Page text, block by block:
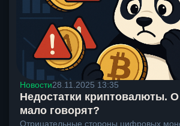
Новости28.11.2025 13:35
Недостатки криптовалюты.
мало говорят?
Отрицательные стороны цифровых